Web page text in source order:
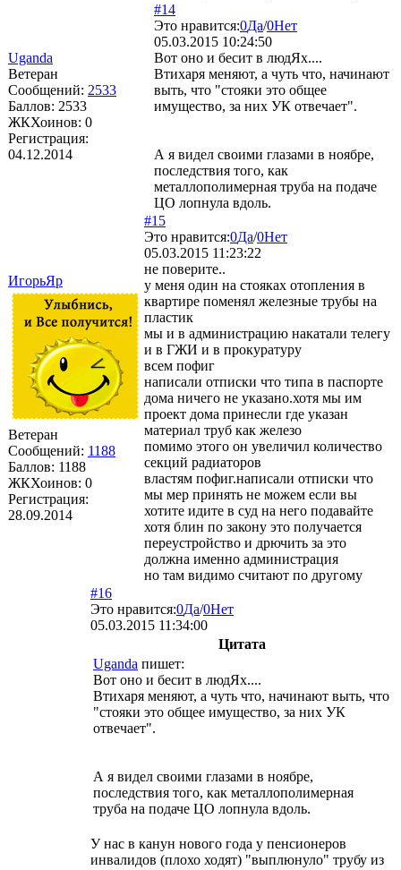
Uganda
Ветеран
Сообщений: 2533
Баллов: 2533
ЖКХоинов: 0
Регистрация:
04.12.2014
#14
Это нравится:0Да/0Нет
05.03.2015 10:24:50
Вот оно и бесит в людЯх....
Втихаря меняют, а чуть что, начинают
выть, что "стояки это общее
имущество, за них УК отвечает".
А я видел своими глазами в ноябре,
последствия того, как
металлополимерная труба на подаче
ЦО лопнула вдоль.
ИгорьЯр
Ветеран
Сообщений: 1188
Баллов: 1188
ЖКХоинов: 0
Регистрация:
28.09.2014
#15
Это нравится:0Да/0Нет
05.03.2015 11:23:22
не поверите..
у меня один на стояках отопления в
квартире поменял железные трубы на
пластик
мы и в администрацию накатали телегу
и в ГЖИ и в прокуратуру
всем пофиг
написали отписки что типа в паспорте
дома ничего не указано.хотя мы им
проект дома принесли где указан
материал труб как железо
помимо этого он увеличил количество
секций радиаторов
властям пофиг.написали отписки что
мы мер принять не можем если вы
хотите идите в суд на него подавайте
хотя блин по закону это получается
переустройство и дрючить за это
должна именно администрация
но там видимо считают по другому
#16
Это нравится:0Да/0Нет
05.03.2015 11:34:00
Цитата
Uganda пишет:
Вот оно и бесит в людЯх....
Втихаря меняют, а чуть что, начинают выть, что
"стояки это общее имущество, за них УК
отвечает".
А я видел своими глазами в ноябре,
последствия того, как металлополимерная
труба на подаче ЦО лопнула вдоль.
У нас в канун нового года у пенсионеров
инвалидов (плохо ходят) "выплюнуло" трубу из